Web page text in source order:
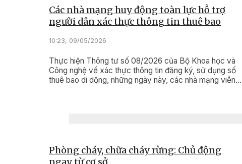
Các nhà mạng huy động toàn lực hỗ trợ
người dân xác thực thông tin thuê bao
10:23, 09/05/2026
Thực hiện Thông tư số 08/2026 của Bộ Khoa học và
Công nghệ về xác thực thông tin đăng ký, sử dụng số
thuê bao di dộng, những ngày này, các nhà mạng viễn
Phòng cháy, chữa cháy rừng: Chủ động